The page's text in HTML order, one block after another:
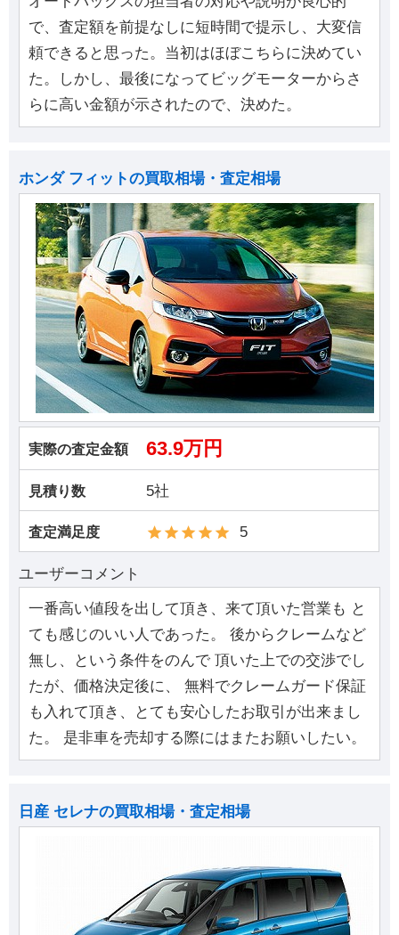
で、査定額を前提なしに短時間で提示し、大変信
頼できると思った。当初はほぼこちらに決めてい
た。しかし、最後になってビッグモーターからさ
らに高い金額が示されたので、決めた。
ホンダ フィットの買取相場・査定相場
実際の査定金額 63.9万円
見積り数 5社
査定満足度 5
ユーザーコメント
一番高い値段を出して頂き、来て頂いた営業も と
ても感じのいい人であった。 後からクレームなど
無し、という条件をのんで 頂いた上での交渉でし
たが、価格決定後に、 無料でクレームガード保証
も入れて頂き、とても安心したお取引が出来まし
た。 是非車を売却する際にはまたお願いしたい。
日産 セレナの買取相場・査定相場